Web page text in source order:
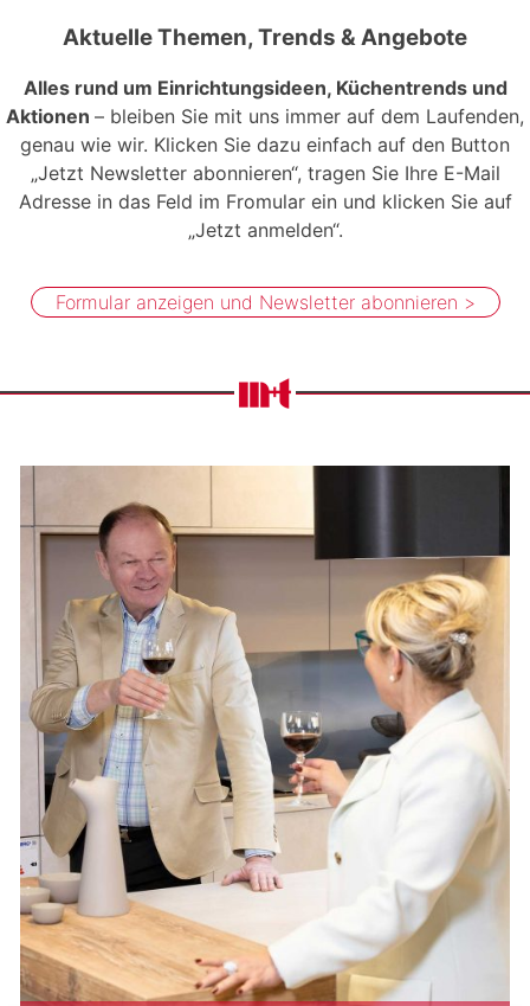
Aktuelle Themen, Trends & Angebote
Alles rund um Einrichtungsideen, Küchentrends und
Aktionen – bleiben Sie mit uns immer auf dem Laufenden,
genau wie wir. Klicken Sie dazu einfach auf den Button
„Jetzt Newsletter abonnieren“, tragen Sie Ihre E-Mail
Adresse in das Feld im Fromular ein und klicken Sie auf
„Jetzt anmelden“.
Melden Sie sich zu unserem Newsletter an, um
über Aktionen und aktuelle News aus unserem
angegebene E-Mail Adresse gesendet wird mit
einem Link. Erst nach Anklicken dieses Links
bestätigen Sie Ihre Anmeldung und sind beim
nächsten Newsletter mit dabei.
Geben Sie Ihre E-Mail-Adresse ein, um sich
anzumelden
Geben Sie bitte Ihre E-Mail-Adresse für die Anmeldung an, z. B.
abc@xyz.com.
Ich möchte Ihren Newsletter erhalten und akzeptiere
die Datenschutzerklärung.
Ihre E-Mail-Adresse wird ausschließlich dafür genutzt, Ihnen
unseren Newsletter und Informationen über unser Unternehmen
zu senden. Sie können sich jederzeit über den in jeder E-Mail
enthaltenen Link abmelden.
Formular anzeigen und Newsletter abonnieren >